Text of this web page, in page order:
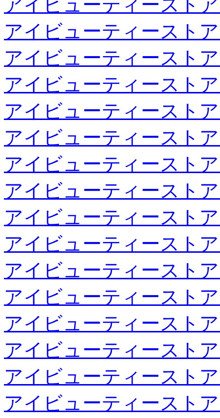
アイビューティースト
アイビューティースト
アイビューティースト
アイビューティースト
アイビューティースト
アイビューティースト
アイビューティースト
アイビューティースト
アイビューティースト
アイビューティースト
アイビューティースト
アイビューティースト
アイビューティースト
アイビューティースト
アイビューティースト
アイビューティースト